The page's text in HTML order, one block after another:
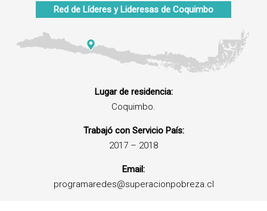
Red de Líderes y Lideresas de Coquimbo
Lugar de residencia:
Coquimbo.
Trabajó con Servicio País:
2017 – 2018
Email:
programaredes@superacionpobreza.cl